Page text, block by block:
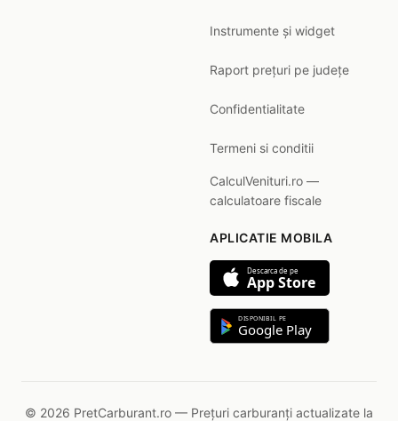
Instrumente și widget
Raport prețuri pe județe
Confidentialitate
Termeni si conditii
CalculVenituri.ro —
calculatoare fiscale
APLICATIE MOBILA
Descarca de pe
App Store
DISPONIBIL PE
Google Play
© 2026 PretCarburant.ro — Prețuri carburanți actualizate la